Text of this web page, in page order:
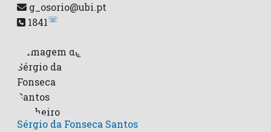
g_osorio@ubi.pt
1841☏
Sérgio da Fonseca Santos